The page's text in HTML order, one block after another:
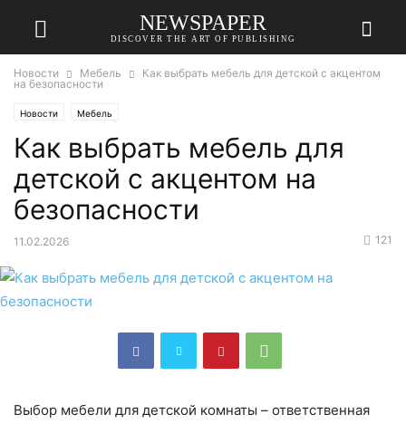
NEWSPAPER
DISCOVER THE ART OF PUBLISHING
Новости Мебель
Как выбрать мебель для детской с акцентом
на безопасности
Новости Мебель
Как выбрать мебель для
детской с акцентом на
безопасности
11.02.2026 121
Выбор мебели для детской комнаты – ответственная